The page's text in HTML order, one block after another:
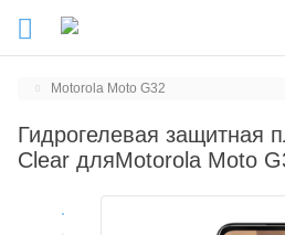
Motorola Moto G32
Гидрогелевая защитная
Clear дляMotorola Moto